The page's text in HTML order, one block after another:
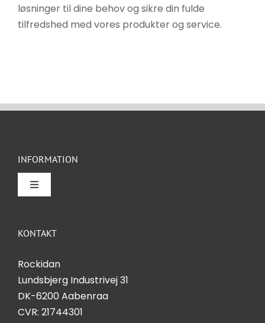
løsninger til dine behov og sikre din fulde
tilfredshed med vores produkter og service.
KONTAKT
Rockidan
Lundsbjerg Industrivej 31
DK-6200 Aabenraa
CVR: 21744301
INFORMATION
Toggle
Salgs- og leveringsbetingelser